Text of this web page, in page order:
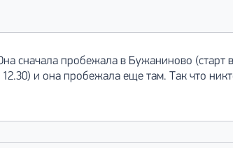
сначала пробежала в Бужаниново (старт
и она пробежала еще там. Так что